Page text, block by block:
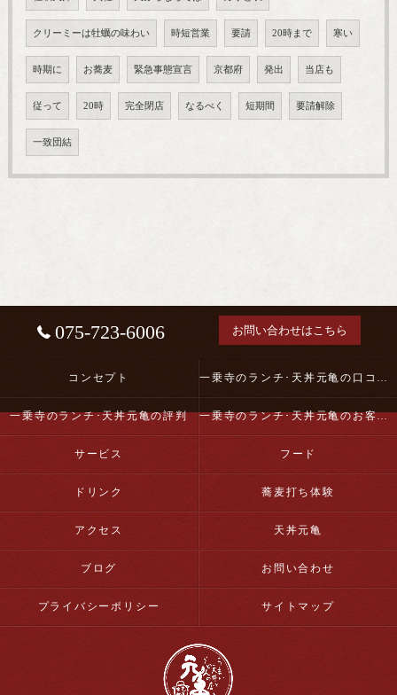
クリーミーは牡蠣の味わい 時短営業 要請 20時まで 寒い
時期に お蕎麦 緊急事態宣言 京都府 発出 当店も
従って 20時 完全閉店 なるべく 短期間 要請解除
一致団結
075-723-6006 お問い合わせはこちら
コンセプト 一乗寺のランチ･天丼元亀の口コミ情報
一乗寺のランチ･天丼元亀の評判 一乗寺のランチ･天丼元亀のお客様の声
サービス フード
ドリンク 蕎麦打ち体験
アクセス 天丼元亀
ブログ お問い合わせ
プライバシーポリシー サイトマップ